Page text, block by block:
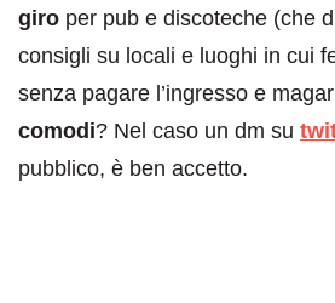
giro per pub e discoteche (che
consigli su locali e luoghi in cui
senza pagare l’ingresso e
comodi? Nel caso un dm su
pubblico, è ben accetto.